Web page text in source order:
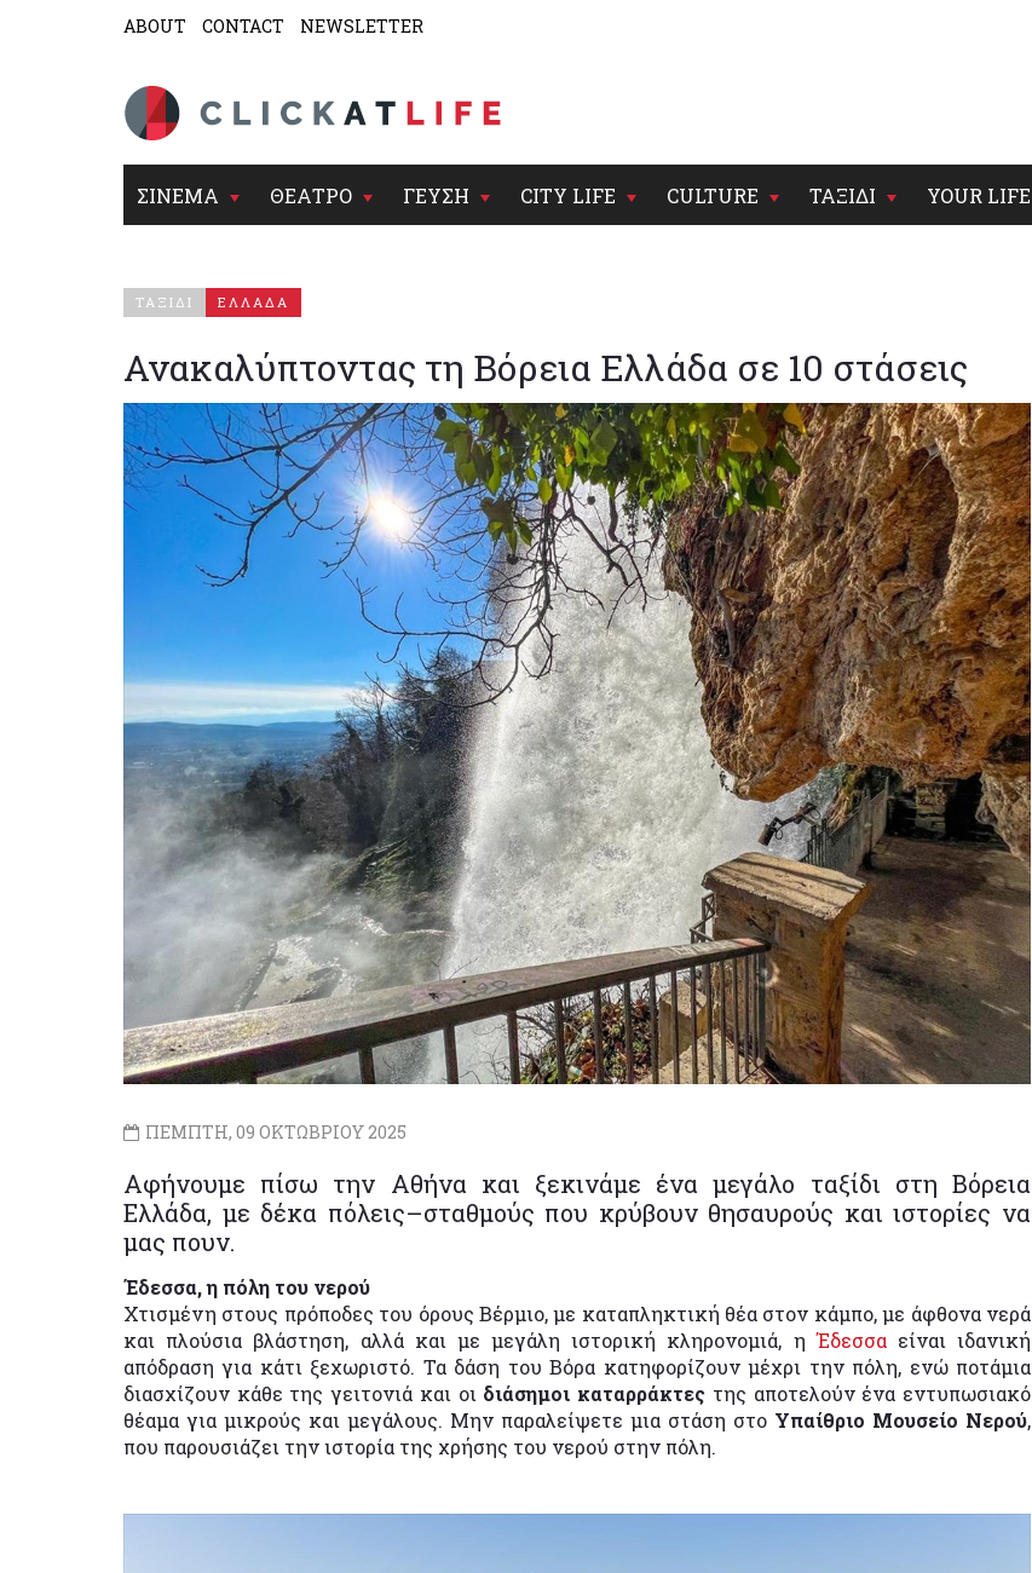
ABOUT CONTACT NEWSLETTER
ΣΙΝΕΜΑ ΘΕΑΤΡΟ ΓΕΥΣΗ CITY LIFE CULTURE ΤΑΞΙΔΙ YOUR LIFE
ΤΑΞΙΔΙ ΕΛΛΑΔΑ
Ανακαλύπτοντας τη Βόρεια Ελλάδα σε 10 στάσεις
ΠΕΜΠΤΗ, 09 ΟΚΤΩΒΡΙΟΥ 2025
Αφήνουμε πίσω την Αθήνα και ξεκινάμε ένα μεγάλο ταξίδι στη Βόρεια
Ελλάδα, με δέκα πόλεις–σταθμούς που κρύβουν θησαυρούς και ιστορίες να
μας πουν.
Έδεσσα, η πόλη του νερού
Χτισμένη στους πρόποδες του όρους Βέρμιο, με καταπληκτική θέα στον κάμπο, με άφθονα νερά
και πλούσια βλάστηση, αλλά και με μεγάλη ιστορική κληρονομιά, ηΈδεσσαείναι ιδανική
απόδραση για κάτι ξεχωριστό. Τα δάση του Βόρα κατηφορίζουν μέχρι την πόλη, ενώ ποτάμια
διασχίζουν κάθε της γειτονιά και οι διάσημοι καταρράκτες της αποτελούν ένα εντυπωσιακό
θέαμα για μικρούς και μεγάλους. Μην παραλείψετε μια στάση στο Υπαίθριο Μουσείο Νερού,
που παρουσιάζει την ιστορία της χρήσης του νερού στην πόλη.